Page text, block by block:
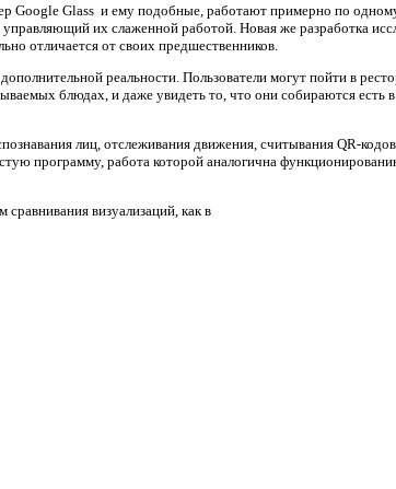
Google Glass и ему подобные, работают примерно по
их слаженной работой. Новая же разработка
отличается от своих предшественников.
реальности. Пользователи могут пойти в
блюдах, и даже увидеть то, что они собираются есть
лиц, отслеживания движения, считывания QR-
программу, работа которой аналогична